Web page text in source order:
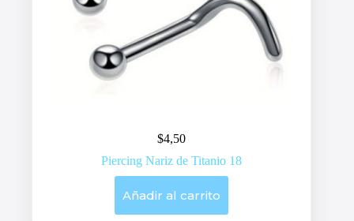
$4,50
Piercing Nariz de Titanio 18
Añadir al carrito